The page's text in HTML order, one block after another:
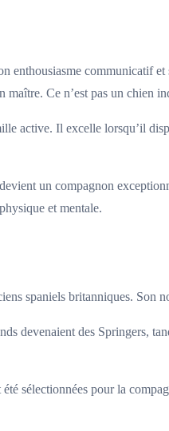
communicatif
Ce n’est pas un chien
active. Il excelle lorsqu’il
un compagnon
et mentale.
spaniels britanniques. Son
devenaient des
sélectionnées pour la